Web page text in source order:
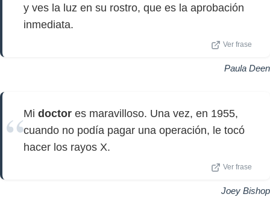
y ves la luz en su rostro, que es la aprobación
inmediata.
Ver frase
Paula Deen
Mi doctor es maravilloso. Una vez, en 1955,
cuando no podía pagar una operación, le tocó
hacer los rayos X.
Ver frase
Joey Bishop